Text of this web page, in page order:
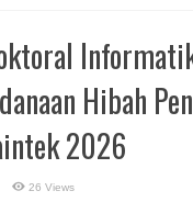
Hibah
2026
26 Views